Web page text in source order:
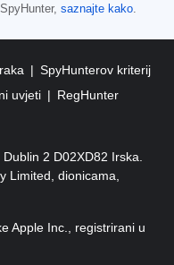
saznajte kako
SpyHunterov kriterij
uvjeti
RegHunter
2 D02XD82 Irska.
Limited, dionicama,
Apple Inc., registrirani u